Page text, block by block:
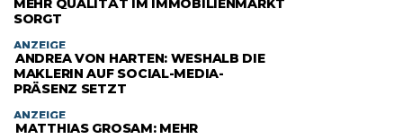
MEHR QUALITÄT IM IMMOBILIENMARKT
SORGT
ANZEIGE
ANDREA VON HARTEN: WESHALB DIE
MAKLERIN AUF SOCIAL-MEDIA-
PRÄSENZ SETZT
ANZEIGE
MATTHIAS GROSAM: MEHR